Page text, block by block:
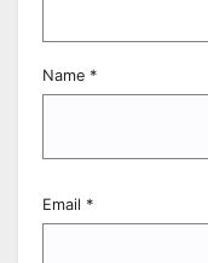
Name *
Email *